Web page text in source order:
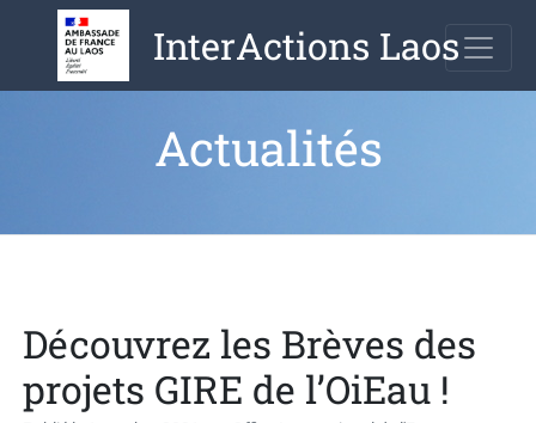
contenu
InterActions Laos
Actualités
Découvrez les Brèves des
projets GIRE de l’OiEau !